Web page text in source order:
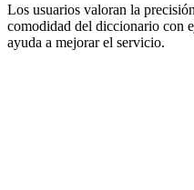
Los usuarios valoran la
comodidad del diccionario con
ayuda a mejorar el servicio.